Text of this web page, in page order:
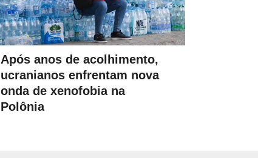
Após anos de acolhimento,
ucranianos enfrentam nova
onda de xenofobia na
Polônia